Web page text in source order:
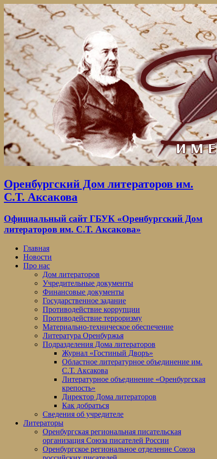
Оренбургский Дом литераторов им.
С.Т. Аксакова
Официальный сайт ГБУК «Оренбургский Дом
литераторов им. С.Т. Аксакова»
Главная
Новости
Про нас
Дом литераторов
Учредительные документы
Финансовые документы
Государственное задание
Противодействие коррупции
Противодействие терроризму
Материально-техническое обеспечение
Литература Оренбуржья
Подразделения Дома литераторов
Журнал «Гостиный Дворъ»
Областное литературное объединение им.
С.Т. Аксакова
Литературное объединение «Оренбургская
крепость»
Директор Дома литераторов
Как добраться
Сведения об учредителе
Литераторы
Оренбургская региональная писательская
организация Союза писателей России
Оренбургское региональное отделение Союза